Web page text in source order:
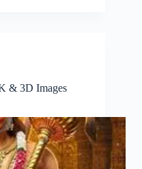
& 3D Images